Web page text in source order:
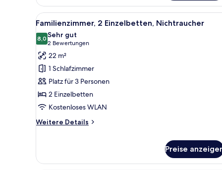
Alle
Fotos
für
Familienzimmer,
2 Einzelbetten,
Nichtraucher
anzeigen
Ein Hotelzimmer mit zwei
5
Familienzimmer, 2 Einzelbetten, Nichtraucher
8,08,0 von 10
Sehr gut
2 Bewertungen
(2
Bewertungen)
22 m²
1 Schlafzimmer
Platz für 3 Personen
2 Einzelbetten
Kostenloses WLAN
Weitere Details
Weitere
2 Einzelbetten,
Nichtraucher
Preise